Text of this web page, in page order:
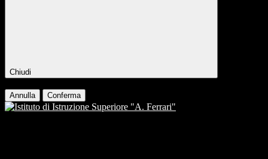
Chiudi
Annulla Conferma